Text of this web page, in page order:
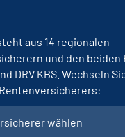
aus 14 regionalen
und den beiden
DRV KBS. Wechseln
wählen